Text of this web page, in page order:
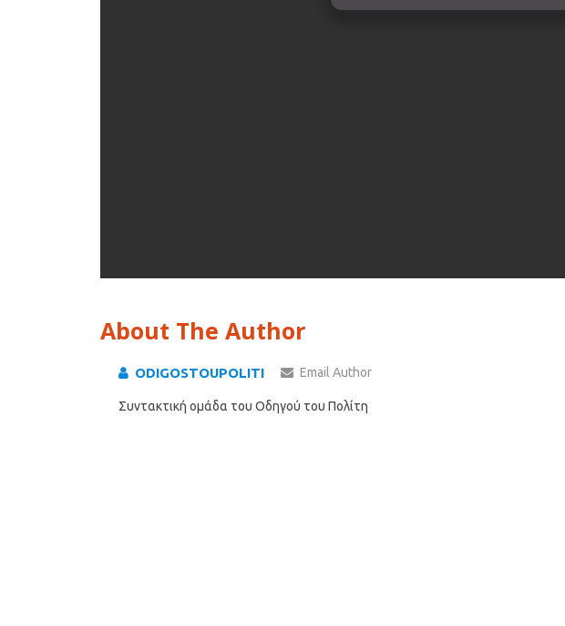
About The Author
ODIGOSTOUPOLITI Email Author
Συντακτική ομάδα του Οδηγού του Πολίτη